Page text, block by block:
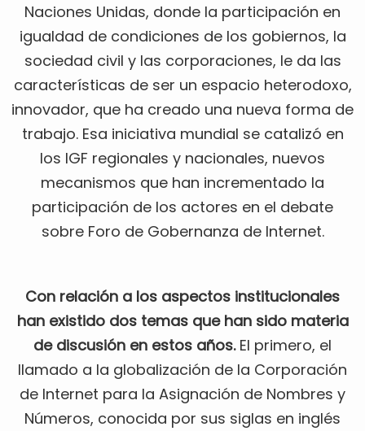
Naciones Unidas, donde la participación en
igualdad de condiciones de los gobiernos, la
sociedad civil y las corporaciones, le da las
características de ser un espacio heterodoxo,
innovador, que ha creado una nueva forma de
trabajo. Esa iniciativa mundial se catalizó en
los IGF regionales y nacionales, nuevos
mecanismos que han incrementado la
participación de los actores en el debate
sobre Foro de Gobernanza de Internet.
Con relación a los aspectos institucionales
han existido dos temas que han sido materia
de discusión en estos años.El primero, el
llamado a la globalización de la Corporación
de Internet para la Asignación de Nombres y
Números, conocida por sus siglas en inglés